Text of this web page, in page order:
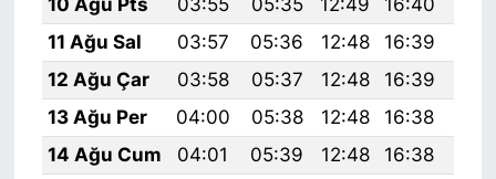
11 Ağu Sal
03:57 05:36 12:48 16:39
12 Ağu Çar
03:58 05:37 12:48 16:39
13 Ağu Per
04:00 05:38 12:48 16:38
14 Ağu Cum
04:01 05:39 12:48 16:38